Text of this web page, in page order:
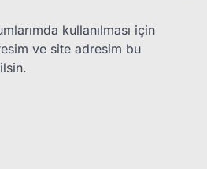
kullanılması için
ve site adresim bu